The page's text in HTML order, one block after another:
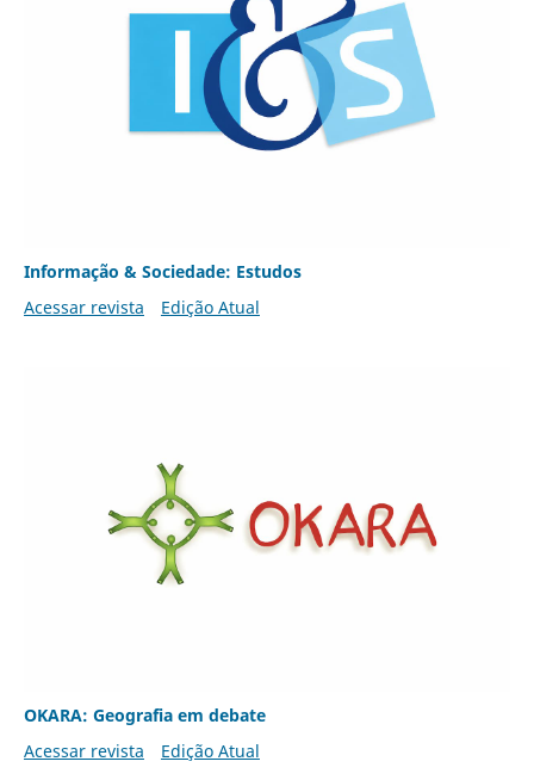
Informação & Sociedade: Estudos
Acessar revista
Edição Atual
OKARA: Geografia em debate
Acessar revista
Edição Atual